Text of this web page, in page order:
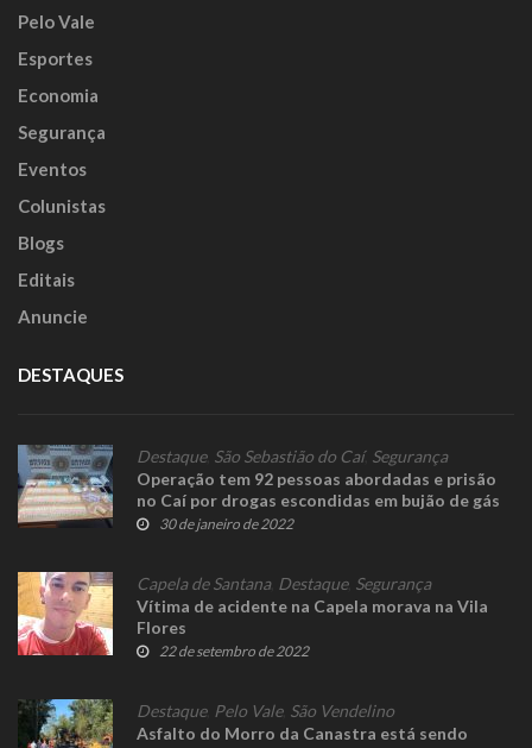
Pelo Vale
Esportes
Economia
Segurança
Eventos
Colunistas
Blogs
Editais
Anuncie
DESTAQUES
Destaque, São Sebastião do Caí, Segurança
Operação tem 92 pessoas abordadas e prisão
no Caí por drogas escondidas em bujão de gás
30 de janeiro de 2022
Capela de Santana, Destaque, Segurança
Vítima de acidente na Capela morava na Vila
Flores
22 de setembro de 2022
Destaque, Pelo Vale, São Vendelino
Asfalto do Morro da Canastra está sendo